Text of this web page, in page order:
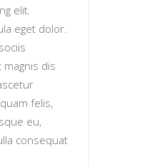
elit.
eget dolor.
dis
felis,
eu,
consequat